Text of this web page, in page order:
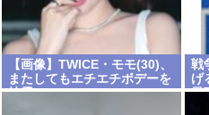
【画像】TWICE・モモ(30)、
またしてもエチエチボデーを
披露www
戦
げ
最